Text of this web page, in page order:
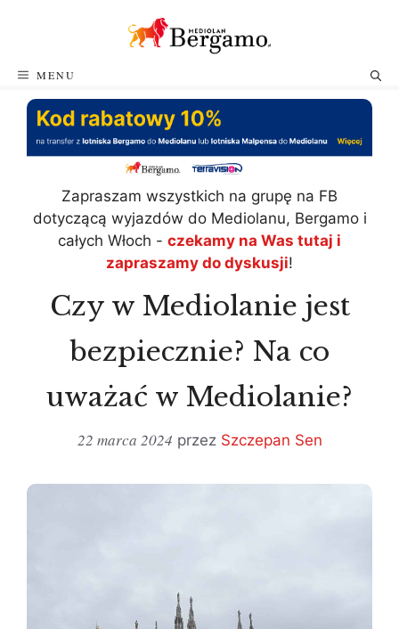
MENU
Zapraszam wszystkich na grupę na FB
dotyczącą wyjazdów do Mediolanu, Bergamo i
całych Włoch - czekamy na Was tutaj i
zapraszamy do dyskusji!
Czy w Mediolanie jest
bezpiecznie? Na co
uważać w Mediolanie?
22 marca 2024 przez Szczepan Sen